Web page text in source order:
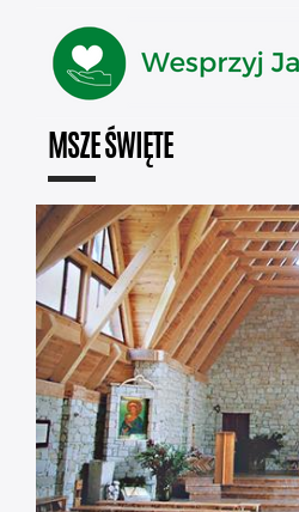
MSZE ŚWIĘTE